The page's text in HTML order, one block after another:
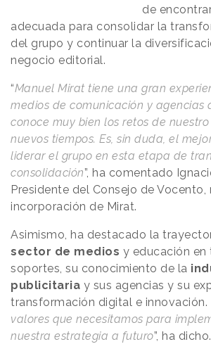
de
adecuada para consolidar la
del grupo y continuar la
negocio editorial.
“Manuel Mirat tiene una gran
medios de comunicación y agencias
conoce muy bien los retos de
nuevos tiempos. Es, sin duda, el
liderar el grupo en esta etapa de
consolidación”, ha comentado
Presidente del Consejo de Vocento,
incorporación de Mirat.
Asimismo, ha destacado la
sector de medios y educación en
soportes, su conocimiento de la
publicitaria y sus agencias y su
transformación digital e innovación.
valores que necesitamos para
nuestra estrategia a futuro”, ha dicho.